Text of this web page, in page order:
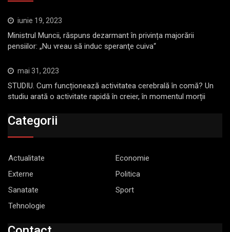
iunie 19, 2023
Ministrul Muncii, răspuns dezarmant în privința majorării
pensiilor: „Nu vreau să induc speranţe cuiva“
mai 31, 2023
STUDIU. Cum funcționează activitatea cerebrală în comă? Un
studiu arată o activitate rapidă în creier, în momentul morții
Categorii
Actualitate
Economie
Externe
Politica
Sanatate
Sport
Tehnologie